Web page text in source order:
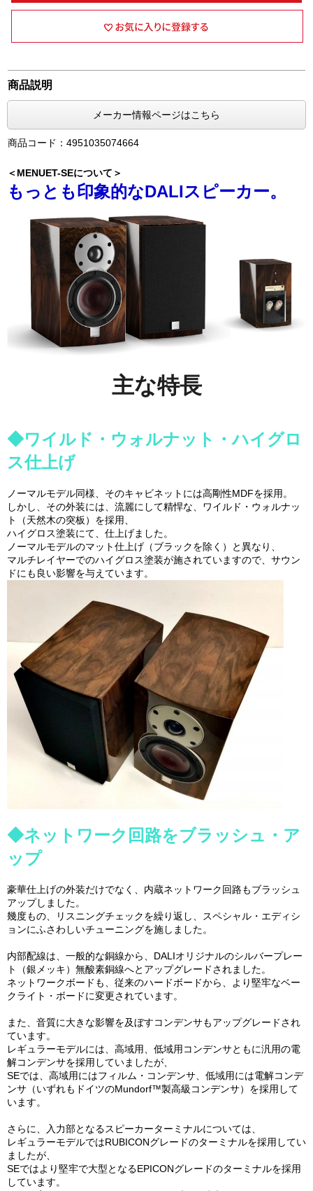
商品説明
メーカー情報ページはこちら
商品コード：4951035074664
＜MENUET-SEについて＞
もっとも印象的なDALIスピーカー。
主な特長
◆ワイルド・ウォルナット・ハイグロ
ス仕上げ
ノーマルモデル同様、そのキャビネットには高剛性MDFを採用。
しかし、その外装には、流麗にして精悍な、ワイルド・ウォルナッ
ト（天然木の突板）を採用、
ハイグロス塗装にて、仕上げました。
ノーマルモデルのマット仕上げ（ブラックを除く）と異なり、
マルチレイヤーでのハイグロス塗装が施されていますので、サウン
ドにも良い影響を与えています。
◆ネットワーク回路をブラッシュ・ア
ップ
豪華仕上げの外装だけでなく、内蔵ネットワーク回路もブラッシュ
アップしました。
幾度もの、リスニングチェックを繰り返し、スペシャル・エディシ
ョンにふさわしいチューニングを施しました。
内部配線は、一般的な銅線から、DALIオリジナルのシルバープレー
ト（銀メッキ）無酸素銅線へとアップグレードされました。
ネットワークボードも、従来のハードボードから、より堅牢なベー
クライト・ボードに変更されています。
また、音質に大きな影響を及ぼすコンデンサもアップグレードされ
ています。
レギュラーモデルには、高域用、低域用コンデンサともに汎用の電
解コンデンサを採用していましたが、
SEでは、高域用にはフィルム・コンデンサ、低域用には電解コンデ
ンサ（いずれもドイツのMundorf™製高級コンデンサ）を採用して
います。
さらに、入力部となるスピーカーターミナルについては、
レギュラーモデルではRUBICONグレードのターミナルを採用してい
ましたが、
SEではより堅牢で大型となるEPICONグレードのターミナルを採用
しています。